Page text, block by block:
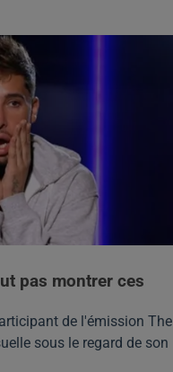
pas montrer ces
de l'émission The
sous le regard de son